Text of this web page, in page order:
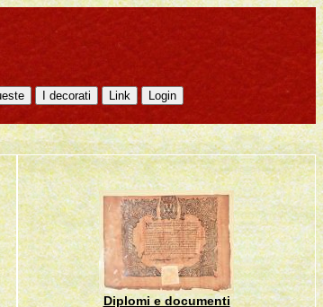
Diplomi e documenti